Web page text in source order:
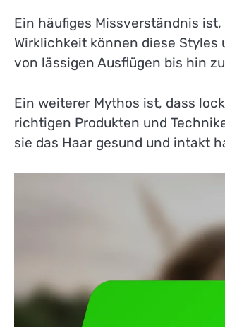
Ein häufiges Missverständnis
Wirklichkeit können diese
von lässigen Ausflügen bis hin
Ein weiterer Mythos ist, dass
richtigen Produkten und
sie das Haar gesund und intakt